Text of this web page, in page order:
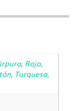
, Rojo,
, Turquesa,